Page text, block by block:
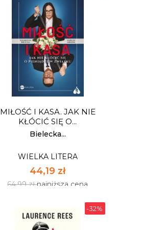
SERENADA DLA NADII
WIELKA LITERA
40,79 zł
59,99 złnajniższa cena
Dostępnych: 9
Ilość:
DO KOSZYKA
MIŁOŚĆ I KASA. JAK NIE
KŁÓCIĆ SIĘ O...
Bielecka...
WIELKA LITERA
44,19 zł
64,99 złnajniższa cena
-32%